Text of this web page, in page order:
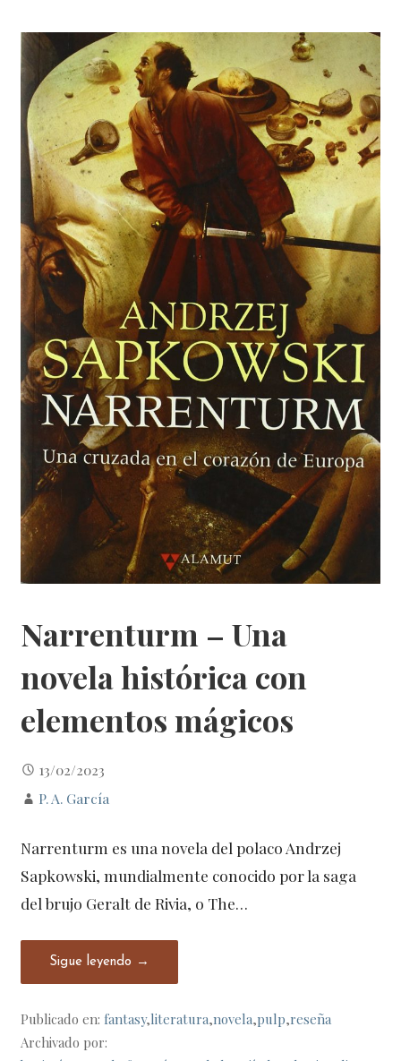
Narrenturm – Una
novela histórica con
elementos mágicos
13/02/2023
P. A. García
Narrenturm es una novela del polaco Andrzej
Sapkowski, mundialmente conocido por la saga
del brujo Geralt de Rivia, o The…
Sigue leyendo →
Publicado en:fantasy,literatura,novela,pulp,reseña
Archivado por: